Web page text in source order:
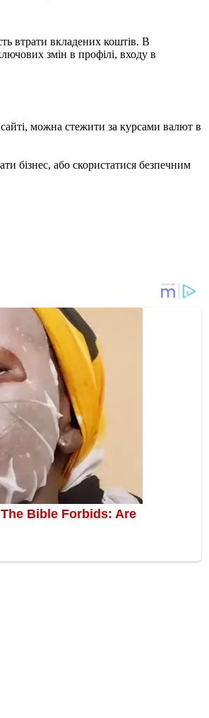
втрати вкладених коштів. В
змін в профілі, входу в
сайті, можна стежити за курсами валют в
бізнес, або скористатися безпечним